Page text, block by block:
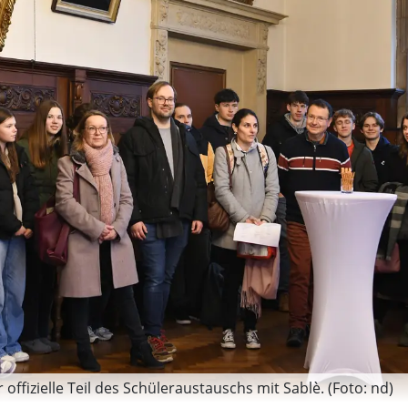
Teil des Schüleraustauschs mit Sablè. (Foto: nd)